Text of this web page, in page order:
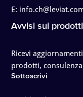
E:
Avvisi sui prodotti
Ricevi
prodotti,
Sottoscrivi